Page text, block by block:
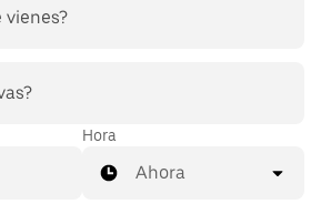
vienes?
Hora
Ahora